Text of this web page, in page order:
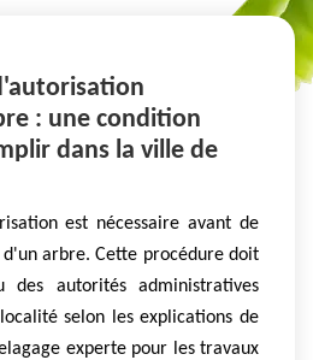
: une condition
dans la ville de
est nécessaire avant de
arbre. Cette procédure doit
autorités administratives
selon les explications de
experte pour les travaux